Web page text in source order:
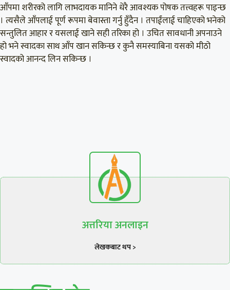
आँपमा शरीरको लागि लाभदायक मानिने धेरै आवश्यक पोषक तत्त्वहरू पाइन्छ
। त्यसैले आँपलाई पूर्ण रूपमा बेवास्ता गर्नु हुँदैन । तपाईंलाई चाहिएको भनेको
सन्तुलित आहार र यसलाई खाने सही तरिका हो । उचित सावधानी अपनाउने
हो भने स्वादका साथ आँप खान सकिन्छ र कुनै समस्याबिना यसको मीठो
स्वादको आनन्द लिन सकिन्छ ।
अत्तरिया अनलाइन
लेखकबाट थप >